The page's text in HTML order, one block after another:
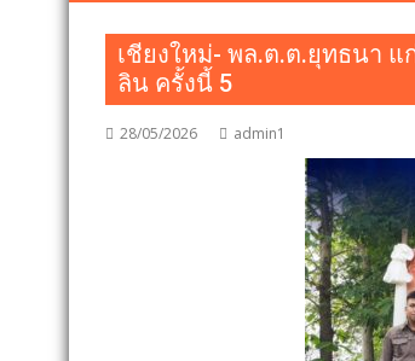
เชียงใหม่- พล.ต.ต.ยุทธนา แ
ลิน ครั้งนี้ 5
28/05/2026 admin1